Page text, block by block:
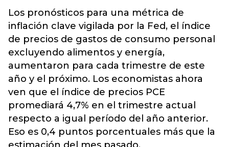
Los pronósticos para una métrica de
inflación clave vigilada por la Fed, el índice
de precios de gastos de consumo personal
excluyendo alimentos y energía,
aumentaron para cada trimestre de este
año y el próximo. Los economistas ahora
ven que el índice de precios PCE
promediará 4,7% en el trimestre actual
respecto a igual período del año anterior.
Eso es 0,4 puntos porcentuales más que la